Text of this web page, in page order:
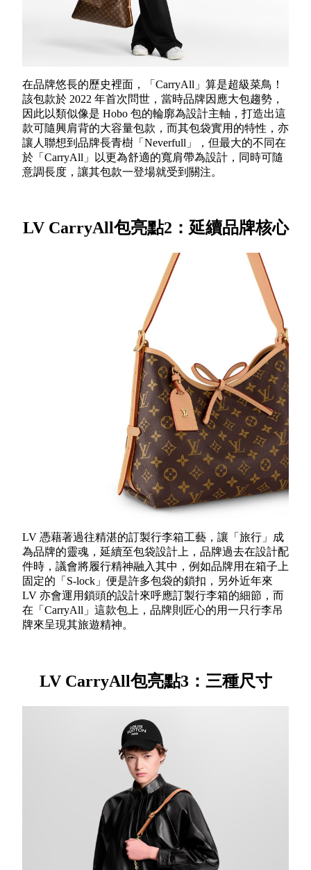
在品牌悠長的歷史裡面，「CarryAll」算是超級菜鳥！
該包款於 2022 年首次問世，當時品牌因應大包趨勢，
因此以類似像是 Hobo 包的輪廓為設計主軸，打造出這
款可隨興肩背的大容量包款，而其包袋實用的特性，亦
讓人聯想到品牌長青樹「Neverfull」，但最大的不同在
於「CarryAll」以更為舒適的寬肩帶為設計，同時可隨
意調長度，讓其包款一登場就受到關注。
LV CarryAll包亮點2：延續品牌核心
LV 憑藉著過往精湛的訂製行李箱工藝，讓「旅行」成
為品牌的靈魂，延續至包袋設計上，品牌過去在設計配
件時，議會將履行精神融入其中，例如品牌用在箱子上
固定的「S-lock」便是許多包袋的鎖扣，另外近年來
LV 亦會運用鎖頭的設計來呼應訂製行李箱的細節，而
在「CarryAll」這款包上，品牌則匠心的用一只行李吊
牌來呈現其旅遊精神。
LV CarryAll包亮點3：三種尺寸